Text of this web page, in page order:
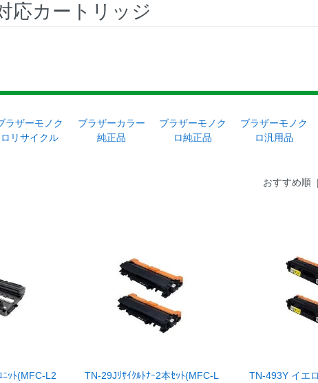
応カートリッジ
ラザーモノク
ロリサイクル
ブラザーカラー
純正品
ブラザーモノク
ロ純正品
ブラザーモノク
ロ汎用品
おすすめ順
ﾆｯﾄ(MFC-L2
TN-29Jﾘｻｲｸﾙﾄﾅｰ2本ｾｯﾄ(MFC-L
TN-493Y イエ